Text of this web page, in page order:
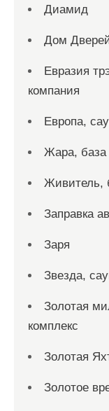
Диамид
Дом
Евразия
компания
Европа,
Жара, база
Живитель,
Заправка
Заря
Звезда,
Золотая
комплекс
Золотая
Золотое